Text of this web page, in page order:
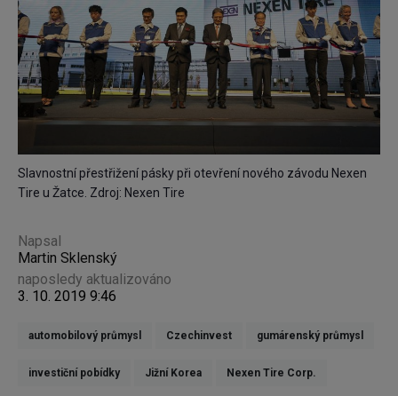
Slavnostní přestřižení pásky při otevření nového závodu Nexen
Tire u Žatce. Zdroj: Nexen Tire
Napsal
Martin Sklenský
naposledy aktualizováno
3. 10. 2019 9:46
automobilový průmysl Czechinvest gumárenský průmysl
investiční pobídky Jižní Korea Nexen Tire Corp.